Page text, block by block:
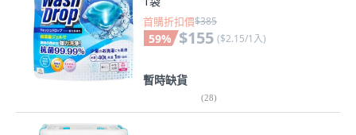
首購折扣價$385
59% $155 ($2.15/1入)
暫時缺貨
(28)